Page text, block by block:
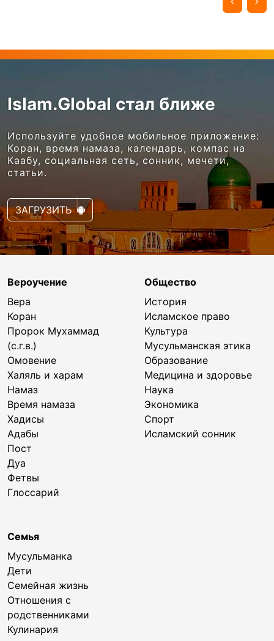
Islam.Global стал ближе
Используйте удобное мобильное приложение:
Коран, время намаза, календарь, компас на
Каабу, социальная сеть, сонник, мечети,
статьи.
ЗАГРУЗИТЬ
Вероучение
Вера
Коран
Пророк Мухаммад
(с.г.в.)
Омовение
Халяль и харам
Намаз
Время намаза
Хадисы
Адабы
Пост
Дуа
Фетвы
Глоссарий
Общество
История
Исламское право
Культура
Мусульманская этика
Образование
Медицина и здоровье
Наука
Экономика
Спорт
Исламский сонник
Семья
Мусульманка
Дети
Семейная жизнь
Отношения с
родственниками
Кулинария